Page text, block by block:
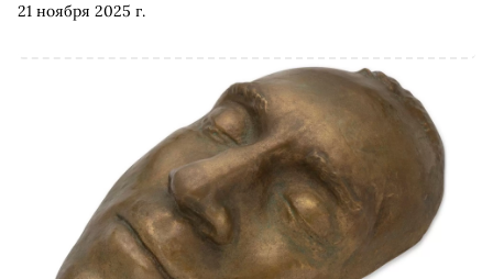
21 ноября 2025 г.
предупреждает: здесь объективация в каждом слове. Но